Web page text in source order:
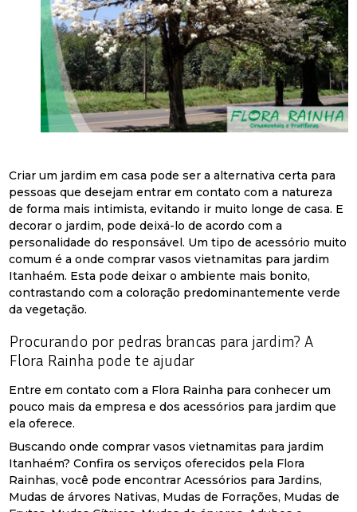
Criar um jardim em casa pode ser a alternativa certa para
pessoas que desejam entrar em contato com a natureza
de forma mais intimista, evitando ir muito longe de casa. E
decorar o jardim, pode deixá-lo de acordo com a
personalidade do responsável. Um tipo de acessório muito
comum é a onde comprar vasos vietnamitas para jardim
Itanhaém. Esta pode deixar o ambiente mais bonito,
contrastando com a coloração predominantemente verde
da vegetação.
Procurando por pedras brancas para jardim? A
Flora Rainha pode te ajudar
Entre em contato com a Flora Rainha para conhecer um
pouco mais da empresa e dos acessórios para jardim que
ela oferece.
Buscando onde comprar vasos vietnamitas para jardim
Itanhaém? Confira os serviços oferecidos pela Flora
Rainhas, você pode encontrar Acessórios para Jardins,
Mudas de árvores Nativas, Mudas de Forrações, Mudas de